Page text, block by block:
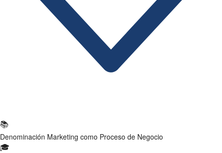
📚
Denominación Marketing como Proceso de Negocio
🎓